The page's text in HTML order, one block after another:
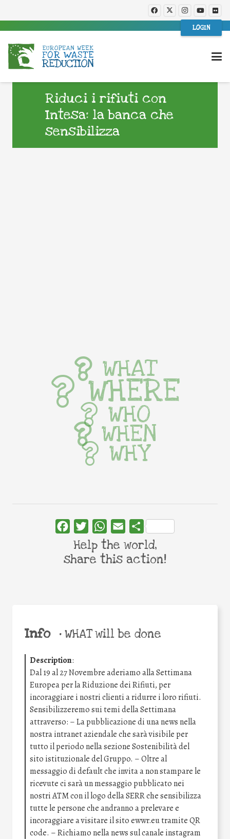
LOGIN
Riduci i rifiuti con
Intesa: la banca che
sensibilizza
Info •WHAT will be done
Description:
Dal 19 al 27 Novembre aderiamo alla Settimana
Europea per la Riduzione dei Rifiuti, per
incoraggiare i nostri clienti a ridurre i loro rifiuti.
Sensibilizzeremo sui temi della Settimana
attraverso: – La pubblicazione di una news nella
nostra intranet aziendale che sarà visibile per
tutto il periodo nella sezione Sostenibilità del
sito istituzionale del Gruppo. – Oltre al
messaggio di default che invita a non stampare le
ricevute ci sarà un messaggio pubblicato nei
nostri ATM con il logo della SERR che sensibilizza
tutte le persone che andranno a prelevare e
incoraggiare a visitare il sito ewwr.eu tramite QR
code. – Richiamo nella news sul canale instagram
WHAT
WHERE
WHO
WHEN
WHY
FacebookTwitterWhatsApp
Email Share
Help the world,
share this action!